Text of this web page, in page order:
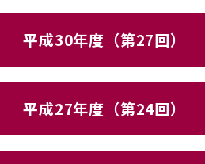
平成30年度（第27回）
平成27年度（第24回）